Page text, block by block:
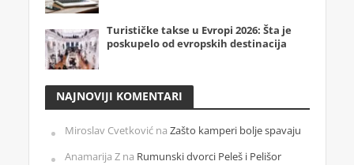
Turističke takse u Evropi 2026: Šta je
poskupelo od evropskih destinacija
NAJNOVIJI KOMENTARI
Miroslav Cvetkovićna Zašto kamperi bolje spavaju
Anamarija Zna Rumunski dvorci Peleš i Pelišor